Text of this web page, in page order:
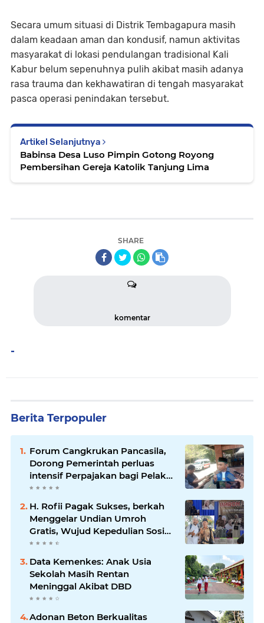
Secara umum situasi di Distrik Tembagapura masih
dalam keadaan aman dan kondusif, namun aktivitas
masyarakat di lokasi pendulangan tradisional Kali
Kabur belum sepenuhnya pulih akibat masih adanya
rasa trauma dan kekhawatiran di tengah masyarakat
pasca operasi penindakan tersebut.
Artikel Selanjutnya
Babinsa Desa Luso Pimpin Gotong Royong
Pembersihan Gereja Katolik Tanjung Lima
SHARE
komentar
-
Berita Terpopuler
Forum Cangkrukan Pancasila,
Dorong Pemerintah perluas
intensif Perpajakan bagi Pelaku
Usaha UMKM.
H. Rofii Pagak Sukses, berkah
Menggelar Undian Umroh
Gratis, Wujud Kepedulian Sosial
berbagi.
Data Kemenkes: Anak Usia
Sekolah Masih Rentan
Meninggal Akibat DBD
Adonan Beton Berkualitas